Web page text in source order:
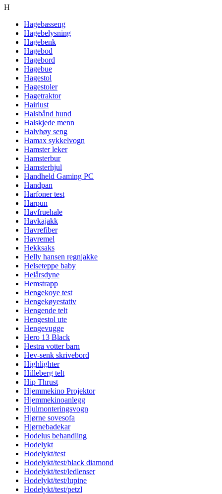
H
Hagebasseng
Hagebelysning
Hagebenk
Hagebod
Hagebord
Hagebue
Hagestol
Hagestoler
Hagetraktor
Hairlust
Halsbånd hund
Halskjede menn
Halvhøy seng
Hamax sykkelvogn
Hamster leker
Hamsterbur
Hamsterhjul
Handheld Gaming PC
Handpan
Harfoner test
Harpun
Havfruehale
Havkajakk
Havrefiber
Havremel
Hekksaks
Helly hansen regnjakke
Helseteppe baby
Helårsdyne
Hemstrapp
Hengekoye test
Hengekøyestativ
Hengende telt
Hengestol ute
Hengevugge
Hero 13 Black
Hestra votter barn
Hev-senk skrivebord
Highlighter
Hilleberg telt
Hip Thrust
Hjemmekino Projektor
Hjemmekinoanlegg
Hjulmonteringsvogn
Hjørne sovesofa
Hjørnebadekar
Hodelus behandling
Hodelykt
Hodelykt/test
Hodelykt/test/black diamond
Hodelykt/test/ledlenser
Hodelykt/test/lupine
Hodelykt/test/petzl